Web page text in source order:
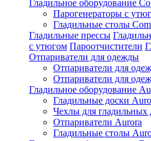
Гладильное оборудование
Парогенераторы с
Гладильные столы
Гладильные прессы
с утюгом Пароотчистители
Отпариватели для одежды
Отпариватели для
Отпариватели для
Гладильное оборудование
Гладильные доски
Чехлы для гладильных
Отпариватели Aurora
Гладильные столы